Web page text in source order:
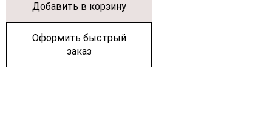
Добавить в корзину
Оформить быстрый
заказ